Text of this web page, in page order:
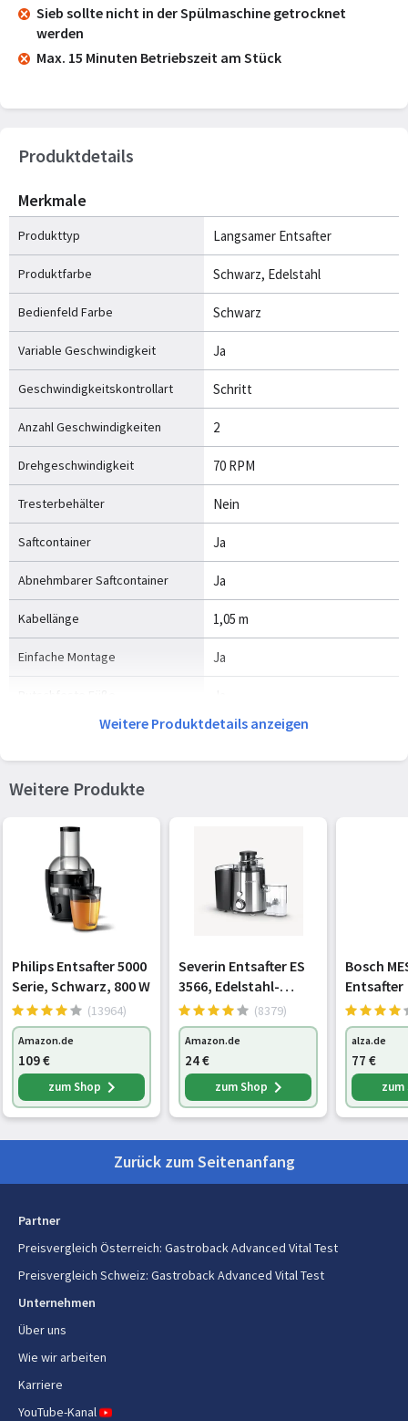
Sieb sollte nicht in der Spülmaschine getrocknet
werden
Max. 15 Minuten Betriebszeit am Stück
Produktdetails
Merkmale
Produkttyp Langsamer Entsafter
Produktfarbe Schwarz, Edelstahl
Bedienfeld Farbe Schwarz
Variable Geschwindigkeit Ja
Geschwindigkeitskontrollart Schritt
Anzahl Geschwindigkeiten 2
Drehgeschwindigkeit 70 RPM
Tresterbehälter Nein
Saftcontainer Ja
Abnehmbarer Saftcontainer Ja
Kabellänge 1,05 m
Einfache Montage Ja
Einfach zu säubern Ja
Rücklauf Ja
Lebensmittelverarbeitung
Überhitzungsschutz Ja
Steuerung Tasten
Gewicht und Abmessungen
Breite 190 mm
420 mm
Lieferumfang
Reinigungsbürste
Energie
Leistung
Weitere Produktdetails anzeigen
Weitere Produkte
Philips Entsafter 5000
Serie, Schwarz, 800 W
(13964)
Amazon.de
109€
zum Shop
Severin Entsafter ES
3566, Edelstahl-
schwarz
(8379)
Amazon.de
24€
zum Shop
Bosch
Entsafter
alza.de
77 €
Zurück zum Seitenanfang
Partner
Preisvergleich Österreich: Gastroback Advanced Vital Test
Preisvergleich Schweiz: Gastroback Advanced Vital Test
Unternehmen
Über uns
Wie wir arbeiten
Karriere
YouTube-Kanal